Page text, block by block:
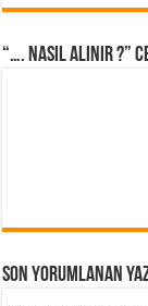
“…. Nasıl Alınır ?”
Son Yorumlanan